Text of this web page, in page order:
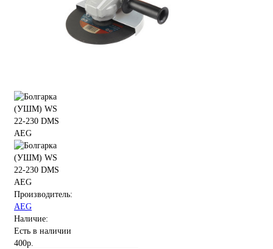
Производитель:
AEG
Наличие:
Есть в наличии
400р.